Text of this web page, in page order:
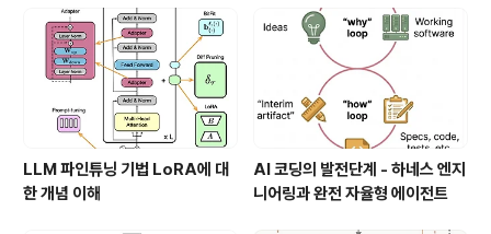
LLM 파인튜닝 기법 LoRA에 대
한 개념 이해
AI 코딩의 발전단계 - 하네스 엔지
니어링과 완전 자율형 에이전트